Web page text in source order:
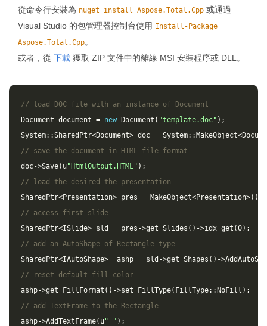
從命令行安裝為 nuget install Aspose.Total.Cpp 或通過
Visual Studio 的包管理器控制台使用 Install-Package
Aspose.Total.Cpp。
或者，從 下載 獲取 ZIP 文件中的離線 MSI 安裝程序或 DLL。
// load DOC file with an instance of Document
Document document = new Document ( "template.doc" );
System::SharedPtr<Document> doc = System:: MakeObject<
// save the document in HTML file format
doc->Save( u"HtmlOutput.HTML" );
// load the desired the presentation
SharedPtr<Presentation> pres = MakeObject<Presentation>();
// access first slide
SharedPtr<ISlide> sld = pres ->get_Slides () ->idx_get (0);
// add an AutoShape of Rectangle type
SharedPtr<IAutoShape> ashp = sld ->get_Shapes () ->
// reset default fill color
ashp->get_FillFormat () ->set_FillType( FillType:: NoFill );
// add TextFrame to the Rectangle
ashp->AddTextFrame( u" " );